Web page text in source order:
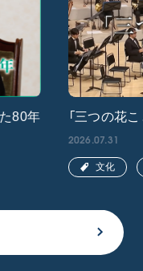
た80年
「三つの花
2026.07.31
文化